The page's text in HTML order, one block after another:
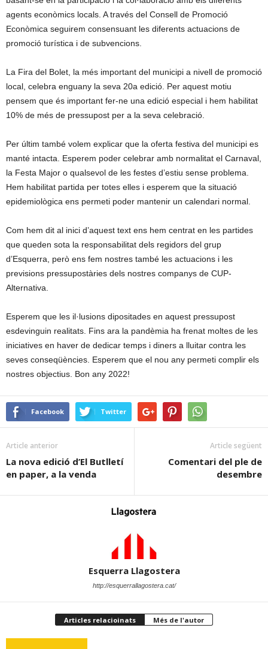
agents econòmics locals. A través del Consell de Promoció
Econòmica seguirem consensuant les diferents actuacions de
promoció turística i de subvencions.
La Fira del Bolet, la més important del municipi a nivell de promoció
local, celebra enguany la seva 20a edició. Per aquest motiu
pensem que és important fer-ne una edició especial i hem habilitat
10% de més de pressupost per a la seva celebració.
Per últim també volem explicar que la oferta festiva del municipi es
manté intacta. Esperem poder celebrar amb normalitat el Carnaval,
la Festa Major o qualsevol de les festes d’estiu sense problema.
Hem habilitat partida per totes elles i esperem que la situació
epidemiològica ens permeti poder mantenir un calendari normal.
Com hem dit al inici d’aquest text ens hem centrat en les partides
que queden sota la responsabilitat dels regidors del grup
d’Esquerra, però ens fem nostres també les actuacions i les
previsions pressupostàries dels nostres companys de CUP-
Alternativa.
Esperem que les il·lusions dipositades en aquest pressupost
esdevinguin realitats. Fins ara la pandèmia ha frenat moltes de les
iniciatives en haver de dedicar temps i diners a lluitar contra les
seves conseqüències. Esperem que el nou any permeti complir els
nostres objectius. Bon any 2022!
Facebook Twitter
Article anterior
La nova edició d’El Butlletí
en paper, a la venda
Article següent
Comentari del ple de
desembre
Esquerra Llagostera
http://esquerrallagostera.cat/
Articles relacioinats Més de l'autor